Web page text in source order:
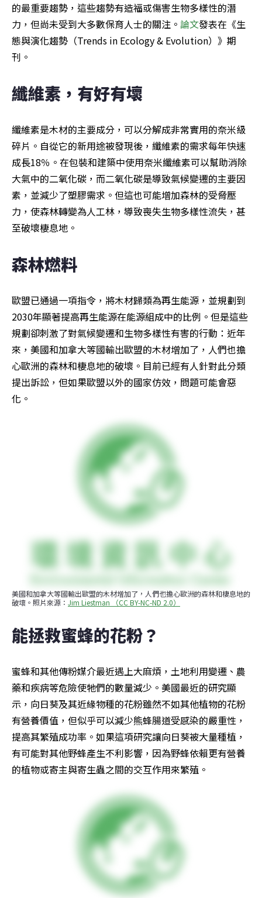
的最重要趨勢，這些趨勢有造福或傷害生物多樣性的潛
力，但尚未受到大多數保育人士的關注。 論文發表在《生
態與演化趨勢（Trends in Ecology & Evolution）》期
刊。
纖維素，有好有壞
纖維素是木材的主要成分，可以分解成非常實用的奈米級
碎片。自從它的新用途被發現後，纖維素的需求每年快速
成長18％。在包裝和建築中使用奈米纖維素可以幫助消除
大氣中的二氧化碳，而二氧化碳是導致氣候變遷的主要因
素，並減少了塑膠需求。但這也可能增加森林的受脅壓
力，使森林轉變為人工林，導致喪失生物多樣性流失，甚
至破壞棲息地。
森林燃料
歐盟已通過一項指令，將木材歸類為再生能源，並規劃到
2030年顯著提高再生能源在能源組成中的比例。但是這些
規劃卻刺激了對氣候變遷和生物多樣性有害的行動：近年
來，美國和加拿大等國輸出歐盟的木材增加了，人們也擔
心歐洲的森林和棲息地的破壞。目前已經有人針對此分類
提出訴訟，但如果歐盟以外的國家仿效，問題可能會惡
化。
美國和加拿大等國輸出歐盟的木材增加了，人們也擔心歐洲的森林和棲息地的
破壞。照片來源： Jim Liestman （CC BY-NC-ND 2.0）
能拯救蜜蜂的花粉？
蜜蜂和其他傳粉媒介最近遇上大麻煩，土地利用變遷、農
藥和疾病等危險使牠們的數量減少。美國最近的研究顯
示，向日葵及其近緣物種的花粉雖然不如其他植物的花粉
有營養價值，但似乎可以減少熊蜂腸道受感染的嚴重性，
提高其繁殖成功率。如果這項研究讓向日葵被大量種植，
有可能對其他野蜂產生不利影響，因為野蜂依賴更有營養
的植物或寄主與寄生蟲之間的交互作用來繁殖。